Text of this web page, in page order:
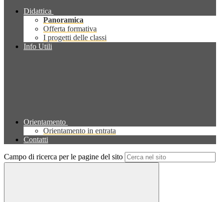
Didattica
Panoramica
Offerta formativa
I progetti delle classi
Info Utili
Orientamento
Orientamento in entrata
Contatti
Campo di ricerca per le pagine del sito